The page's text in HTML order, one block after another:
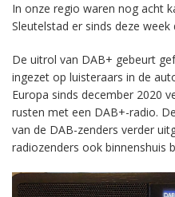
In onze regio waren nog acht
Sleutelstad er sinds deze week
De uitrol van DAB+ gebeurt
ingezet op luisteraars in de
Europa sinds december 2020
rusten met een DAB+-radio.
van de DAB-zenders verder
radiozenders ook binnenshuis